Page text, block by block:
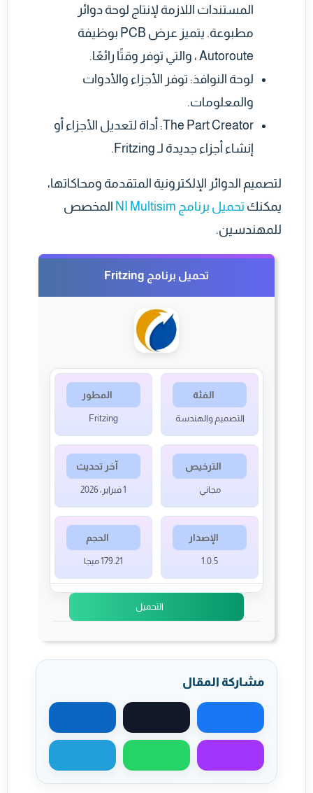
المستندات اللازمة لإنتاج لوحة دوائر
مطبوعة. يتميز عرض PCB بوظيفة
Autoroute ، والتي توفر وقتًا رائعًا.
لوحة النوافذ: توفر الأجزاء والأدوات
والمعلومات.
The Part Creator: أداة لتعديل الأجزاء أو
إنشاء أجزاء جديدة لـ Fritzing.
لتصميم الدوائر الإلكترونية المتقدمة ومحاكاتها،
يمكنك تحميل برنامج NI Multisim
المخصص
للمهندسين.
تحميل برنامج Fritzing
الفئة
التصميم والهندسة
المطور
Fritzing
الترخيص
مجاني
آخر تحديث
1 فبراير، 2026
الإصدار
1.0.5
الحجم
179.21 ميجا
التحميل
مشاركة المقال
مشاركة على فيسبوكمشاركة على X مشاركة على
مشاركة عبر ماسنجرمشاركة عبر واتسابمشاركة عبر